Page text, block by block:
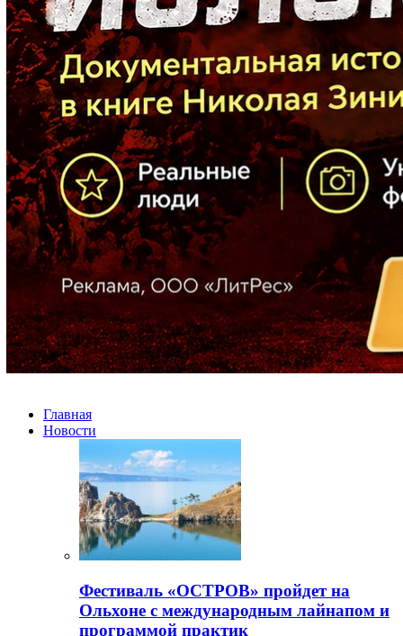
Главная
Новости
Фестиваль «ОСТРОВ» пройдет на
Ольхоне с международным лайнапом и
программой практик